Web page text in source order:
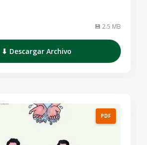
💾 2.5 MB
⬇ Descargar Archivo
PDF